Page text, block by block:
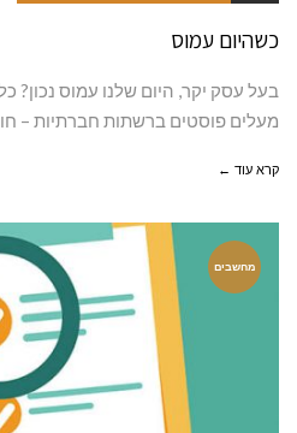
כשהיום עמוס
בעל עסק יקר, היום שלנו עמוס נכון?
מעלים פוסטים ברשתות חברתיות –
קרא עוד ←
מחשבים